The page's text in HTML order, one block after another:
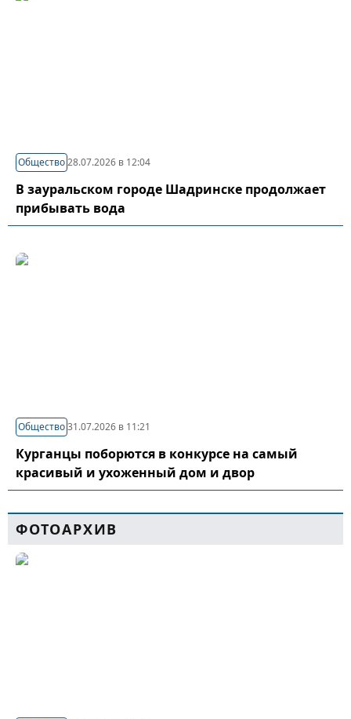
Общество28.07.2026 в 12:04
В зауральском городе Шадринске продолжает
прибывать вода
Общество31.07.2026 в 11:21
Курганцы поборются в конкурсе на самый
красивый и ухоженный дом и двор
ФОТОАРХИВ